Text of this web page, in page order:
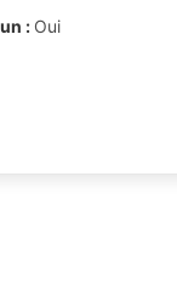
: Oui